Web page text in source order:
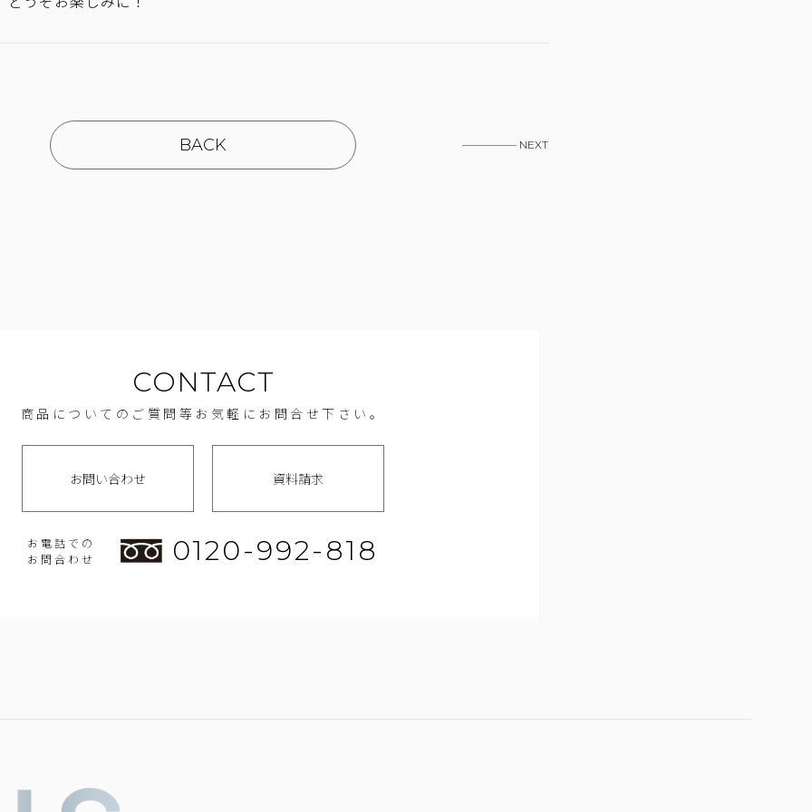
BACK ————— NEXT
CONTACT
商品についてのご質問等お気軽にお問合せ下さい。
お問い合わせ 資料請求
お電話での
お問合わせ
0120-992-818